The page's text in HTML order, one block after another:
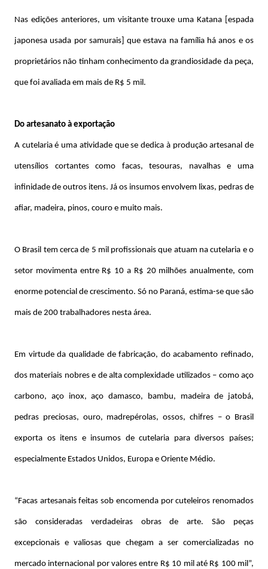
Nas edições anteriores, um visitante trouxe uma Katana [espada
japonesa usada por samurais] que estava na família há anos e os
proprietários não tinham conhecimento da grandiosidade da peça,
que foi avaliada em mais de R$ 5 mil.
Do artesanato à exportação
A cutelaria é uma atividade que se dedica à produção artesanal de
utensílios cortantes como facas, tesouras, navalhas e uma
infinidade de outros itens. Já os insumos envolvem lixas, pedras de
afiar, madeira, pinos, couro e muito mais.
O Brasil tem cerca de 5 mil profissionais que atuam na cutelaria e o
setor movimenta entre R$ 10 a R$ 20 milhões anualmente, com
enorme potencial de crescimento. Só no Paraná, estima-se que são
mais de 200 trabalhadores nesta área.
Em virtude da qualidade de fabricação, do acabamento refinado,
dos materiais nobres e de alta complexidade utilizados – como aço
carbono, aço inox, aço damasco, bambu, madeira de jatobá,
pedras preciosas, ouro, madrepérolas, ossos, chifres – o Brasil
exporta os itens e insumos de cutelaria para diversos países;
especialmente Estados Unidos, Europa e Oriente Médio.
“Facas artesanais feitas sob encomenda por cuteleiros renomados
são consideradas verdadeiras obras de arte. São peças
excepcionais e valiosas que chegam a ser comercializadas no
mercado internacional por valores entre R$ 10 mil até R$ 100 mil”,